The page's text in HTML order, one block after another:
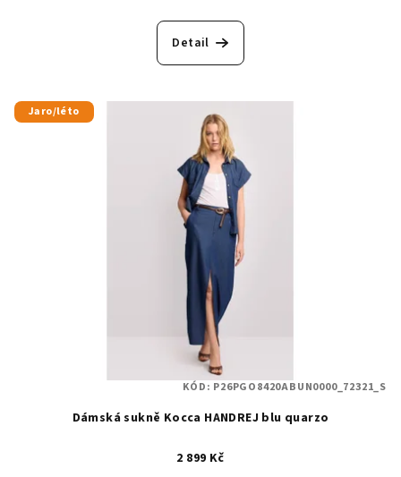
Detail
Jaro/léto
Dámská sukně Kocca HANDREJ blu quarzo
2 899 Kč
KÓD: P26PGO8420ABUN0000_72321_S